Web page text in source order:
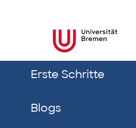
Erste Schritte
Blogs